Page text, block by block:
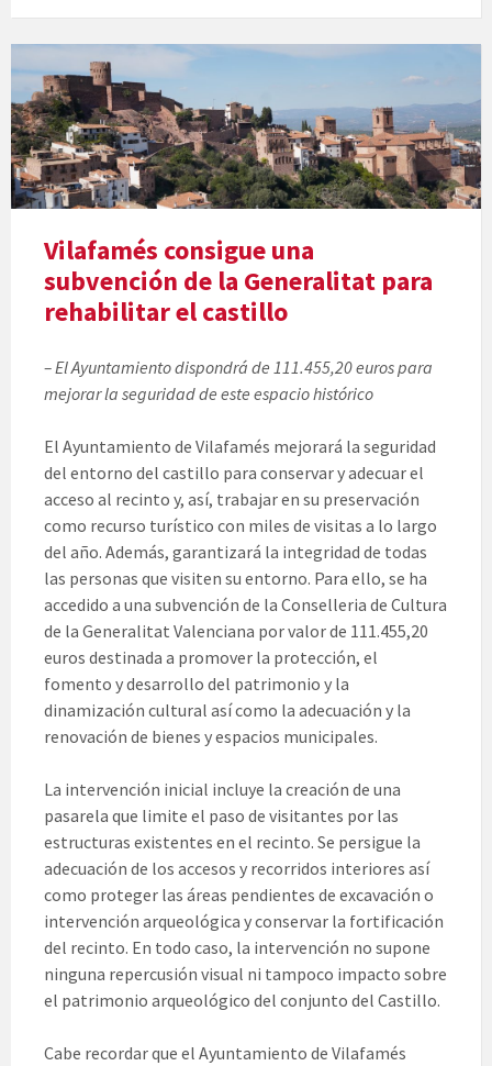
Vilafamés consigue una
subvención de la Generalitat para
rehabilitar el castillo
– El Ayuntamiento dispondrá de 111.455,20 euros para
mejorar la seguridad de este espacio histórico
El Ayuntamiento de Vilafamés mejorará la seguridad
del entorno del castillo para conservar y adecuar el
acceso al recinto y, así, trabajar en su preservación
como recurso turístico con miles de visitas a lo largo
del año. Además, garantizará la integridad de todas
las personas que visiten su entorno. Para ello, se ha
accedido a una subvención de la Conselleria de Cultura
de la Generalitat Valenciana por valor de 111.455,20
euros destinada a promover la protección, el
fomento y desarrollo del patrimonio y la
dinamización cultural así como la adecuación y la
renovación de bienes y espacios municipales.
La intervención inicial incluye la creación de una
pasarela que limite el paso de visitantes por las
estructuras existentes en el recinto. Se persigue la
adecuación de los accesos y recorridos interiores así
como proteger las áreas pendientes de excavación o
intervención arqueológica y conservar la fortificación
del recinto. En todo caso, la intervención no supone
ninguna repercusión visual ni tampoco impacto sobre
el patrimonio arqueológico del conjunto del Castillo.
Cabe recordar que el Ayuntamiento de Vilafamés